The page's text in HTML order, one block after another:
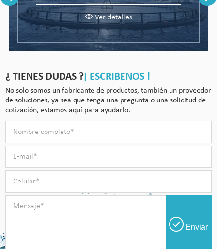
Ver detalles
¿ TIENES DUDAS ?¡ ESCRIBENOS !
No solo somos un fabricante de productos, también un proveedor
de soluciones, ya sea que tenga una pregunta o una solicitud de
cotización, estamos aquí para ayudarlo.
Enviar